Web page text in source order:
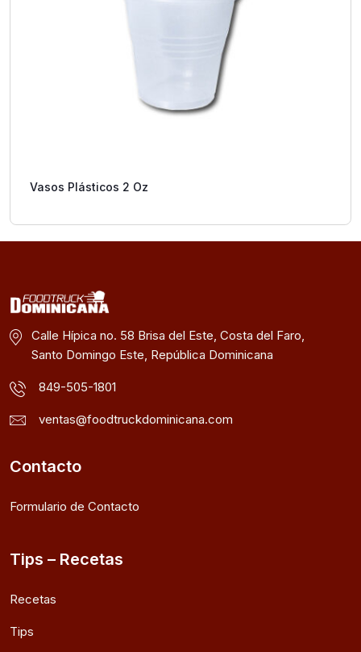
Vasos Plásticos 2 Oz
Calle Hípica no. 58 Brisa del Este, Costa del Faro,
Santo Domingo Este, República Dominicana
849-505-1801
ventas@foodtruckdominicana.com
Contacto
Formulario de Contacto
Tips – Recetas
Recetas
Tips